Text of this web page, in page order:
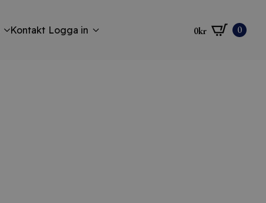
Kontakt Logga in 0kr 0